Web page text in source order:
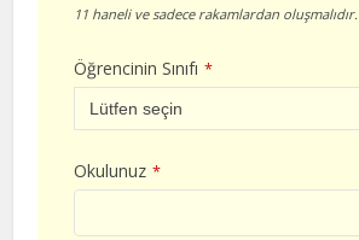
11 haneli ve sadece rakamlardan oluşmalıdır.
Öğrencinin Sınıfı *
Okulunuz *